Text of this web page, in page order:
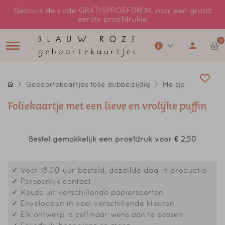
Gebruik de code GRATISPROEFDRUK voor een gratis
eerste proefdrukje
0
Geboortekaartjes folie dubbelzijdig Meisje
Foliekaartje met een lieve en vrolijke puffin
Bestel gemakkelijk een proefdruk voor € 2,50
✓ Voor 18.00 uur besteld, dezelfde dag in productie
✓ Persoonlijk contact
✓ Keuze uit verschillende papiersoorten
✓ Enveloppen in veel verschillende kleuren
✓ Elk ontwerp is zelf naar wens aan te passen